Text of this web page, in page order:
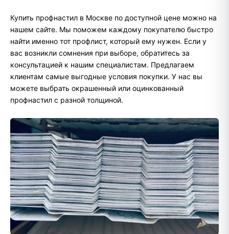
Купить профнастил в Москве по доступной цене можно на
нашем сайте. Мы поможем каждому покупателю быстро
найти именно тот профлист, который ему нужен. Если у
вас возникли сомнения при выборе, обратитесь за
консультацией к нашим специалистам. Предлагаем
клиентам самые выгодные условия покупки. У нас вы
можете выбрать окрашенный или оцинкованный
профнастил с разной толщиной.